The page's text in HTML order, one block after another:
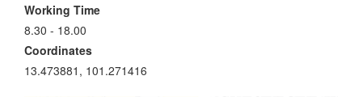
Working Time
8.30 - 18.00
Coordinates
13.473881, 101.271416